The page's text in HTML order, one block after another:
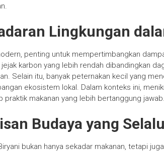
Lingkungan
penting untuk mempertimbangkan
karbon yang lebih rendah dibandingkan
Selain itu, banyak peternakan kecil yang
ekosistem lokal. Dalam konteks ini,
praktik makanan yang lebih bertanggung jawab.
Budaya yang
bukan hanya sekadar makanan, tetapi